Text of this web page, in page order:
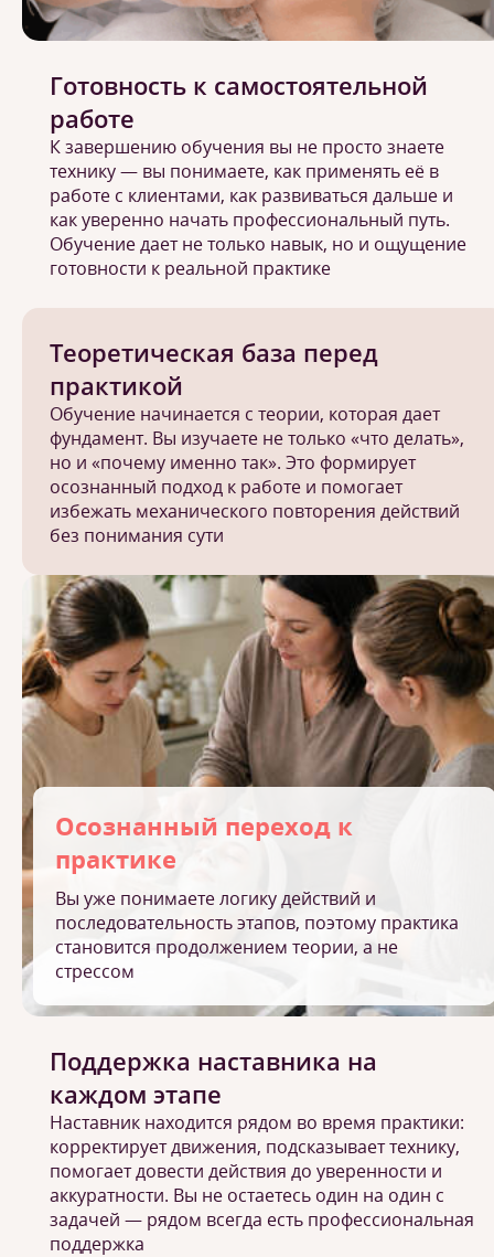
Теоретическая база перед
практикой
Обучение начинается с теории, которая дает
фундамент. Вы изучаете не только «что делать»,
но и «почему именно так». Это формирует
осознанный подход к работе и помогает
избежать механического повторения действий
без понимания сути
Осознанный переход к
практике
Вы уже понимаете логику действий и
последовательность этапов, поэтому практика
становится продолжением теории, а не
стрессом
Поддержка наставника на
каждом этапе
Наставник находится рядом во время практики:
корректирует движения, подсказывает технику,
помогает довести действия до уверенности и
аккуратности. Вы не остаетесь один на один с
задачей — рядом всегда есть профессиональная
поддержка
Готовность к самостоятельной
работе
К завершению обучения вы не просто знаете
технику — вы понимаете, как применять её в
работе с клиентами, как развиваться дальше и
как уверенно начать профессиональный путь.
Обучение дает не только навык, но и ощущение
готовности к реальной практике